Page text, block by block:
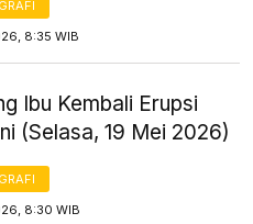
8:35 WIB
Ibu Kembali Erupsi
(Selasa, 19 Mei 2026)
8:30 WIB